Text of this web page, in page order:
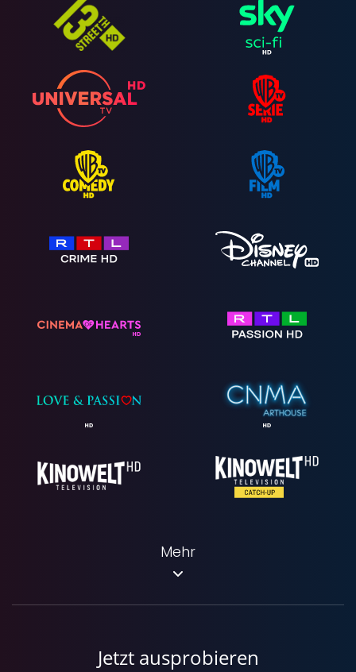
Mehr
Jetzt ausprobieren